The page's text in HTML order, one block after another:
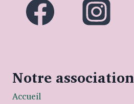
Notre association
Accueil